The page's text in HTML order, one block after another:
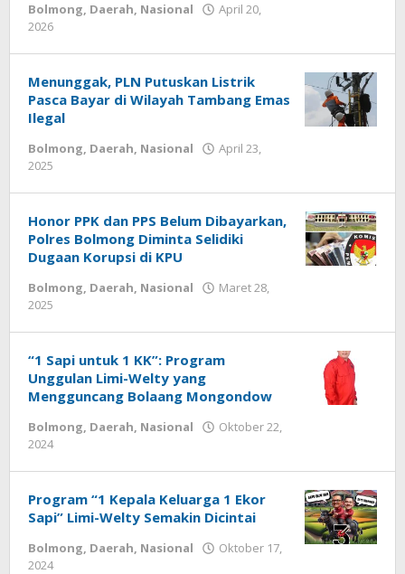
Bolmong, Daerah, Nasional
April 20,
2026
Menunggak, PLN Putuskan Listrik
Pasca Bayar di Wilayah Tambang Emas
Ilegal
Bolmong, Daerah, Nasional
April 23,
2025
Honor PPK dan PPS Belum Dibayarkan,
Polres Bolmong Diminta Selidiki
Dugaan Korupsi di KPU
Bolmong, Daerah, Nasional
Maret 28,
2025
“1 Sapi untuk 1 KK”: Program
Unggulan Limi-Welty yang
Mengguncang Bolaang Mongondow
Bolmong, Daerah, Nasional
Oktober 22,
2024
Program “1 Kepala Keluarga 1 Ekor
Sapi” Limi-Welty Semakin Dicintai
Bolmong, Daerah, Nasional
Oktober 17,
2024